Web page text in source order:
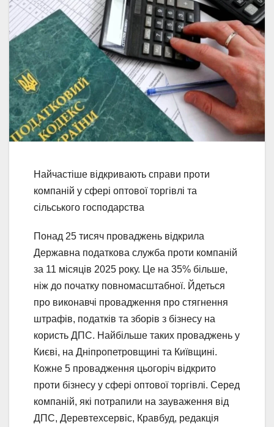
Найчастіше відкривають справи проти
компаній у сфері оптової торгівлі та
сільського господарства
Понад 25 тисяч проваджень відкрила
Державна податкова служба проти компаній
за 11 місяців 2025 року. Це на 35% більше,
ніж до початку повномасштабної. Йдеться
про виконавчі провадження про стягнення
штрафів, податків та зборів з бізнесу на
користь ДПС. Найбільше таких проваджень у
Києві, на Дніпропетровщині та Київщині.
Кожне 5 провадження цьогоріч відкрито
проти бізнесу у сфері оптової торгівлі. Серед
компаній, які потрапили на зауваження від
ДПС, Деревтехсервіс, Кравбуд, редакція